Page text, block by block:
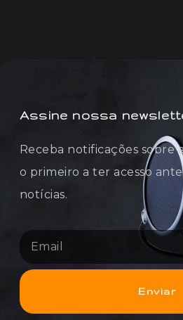
Assine nossa
Receba notificações sobre
o primeiro a ter acesso
notícias.
Enviar